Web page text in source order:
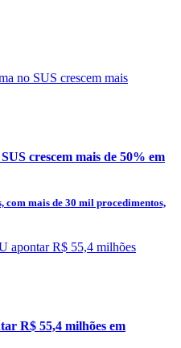
crescem mais de 50% em
com mais de 30 mil procedimentos,
R$ 55,4 milhões em